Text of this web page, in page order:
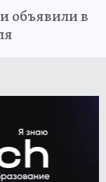
объявили в